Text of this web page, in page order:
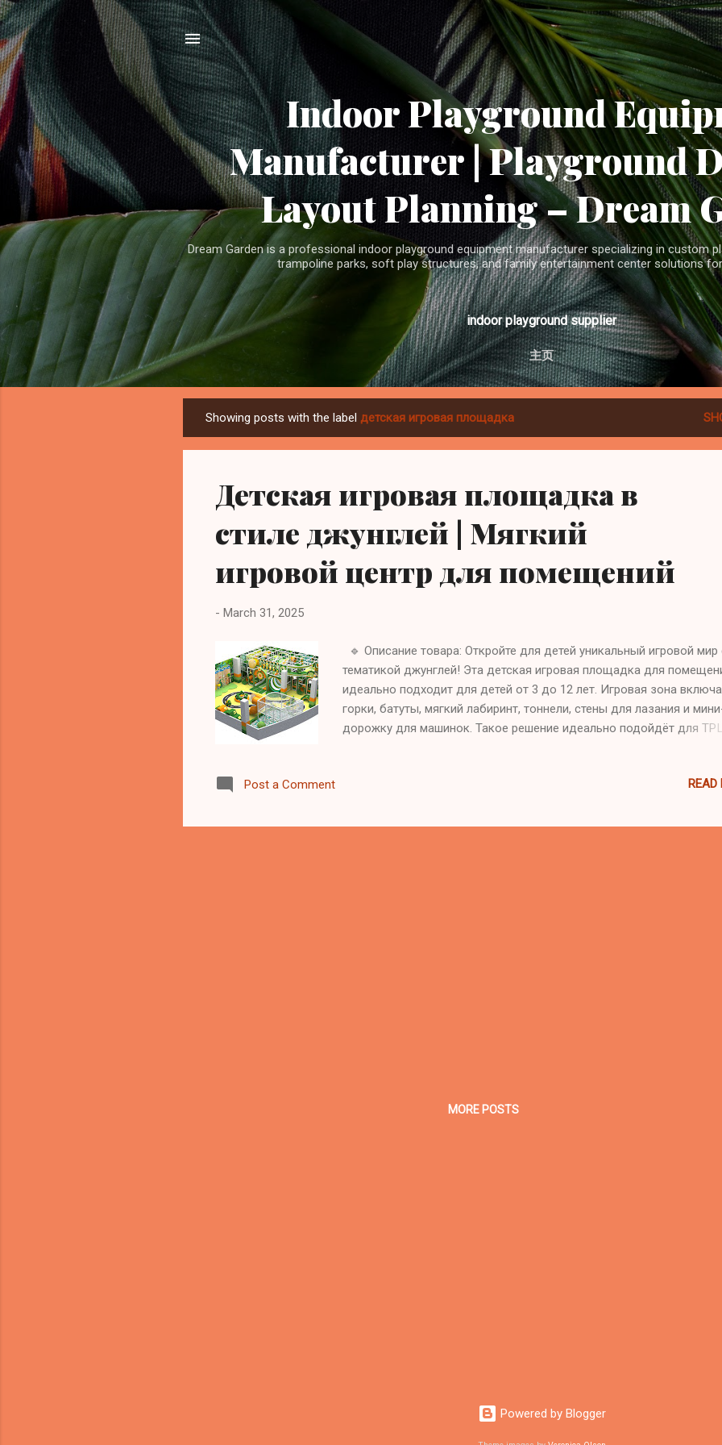
Skip to main content
Indoor Playground
Manufacturer | Playground
Layout Planning – Dream
Dream Garden is a professional indoor playground equipment manufacturer specializing in custom
trampoline parks, soft play structures, and family entertainment center solutions
indoor playground supplier
主页
o
Showing posts with the label детская игровая площадка
Детская игровая площадка в
стиле джунглей | Мягкий
игровой центр для помещений
- March 31, 2025
🔹 Описание товара: Откройте для детей уникальный игровой мир
тематикой джунглей! Эта детская игровая площадка для
идеально подходит для детей от 3 до 12 лет. Игровая зона
горки, батуты, мягкий лабиринт, тоннели, стены для лазания и
дорожку для машинок. Такое решение идеально подойдёт для
миру. Основные преимущества: Многоуровневый мягкий лабиринт
Тематический дизайн в природных цветах (зелёный, оранжевый)
Post a Comment READ
MORE POSTS
Powered by Blogger